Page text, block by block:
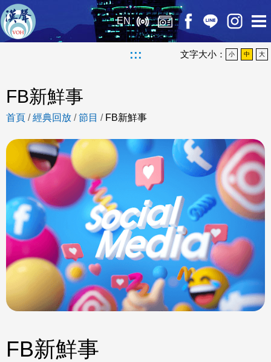
EN
::: 文字大小： 小 中 大
FB新鮮事
首頁 /經典回放 /節目 / FB新鮮事
FB新鮮事